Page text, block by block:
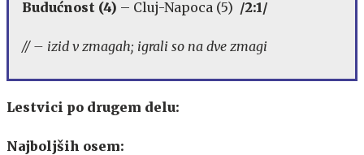
Budućnost (4) – Cluj-Napoca (5) /2:1/
// – izid v zmagah; igrali so na dve zmagi
Lestvici po drugem delu:
Najboljših osem: